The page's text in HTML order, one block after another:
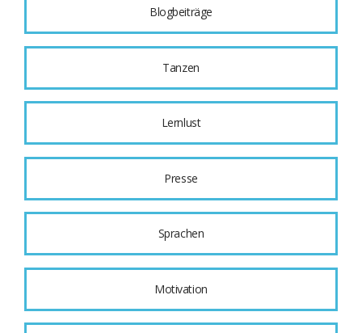
Blogbeiträge
Tanzen
Lernlust
Presse
Sprachen
Motivation